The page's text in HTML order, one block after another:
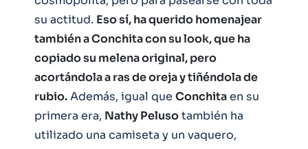
su actitud. Eso sí, ha querido homenajear
también a Conchita con su look, que ha
copiado su melena original, pero
acortándola a ras de oreja y tiñéndola de
rubio.Además, igual que Conchitaen su
primera era, Nathy Pelusotambién ha
utilizado una camiseta y un vaquero,